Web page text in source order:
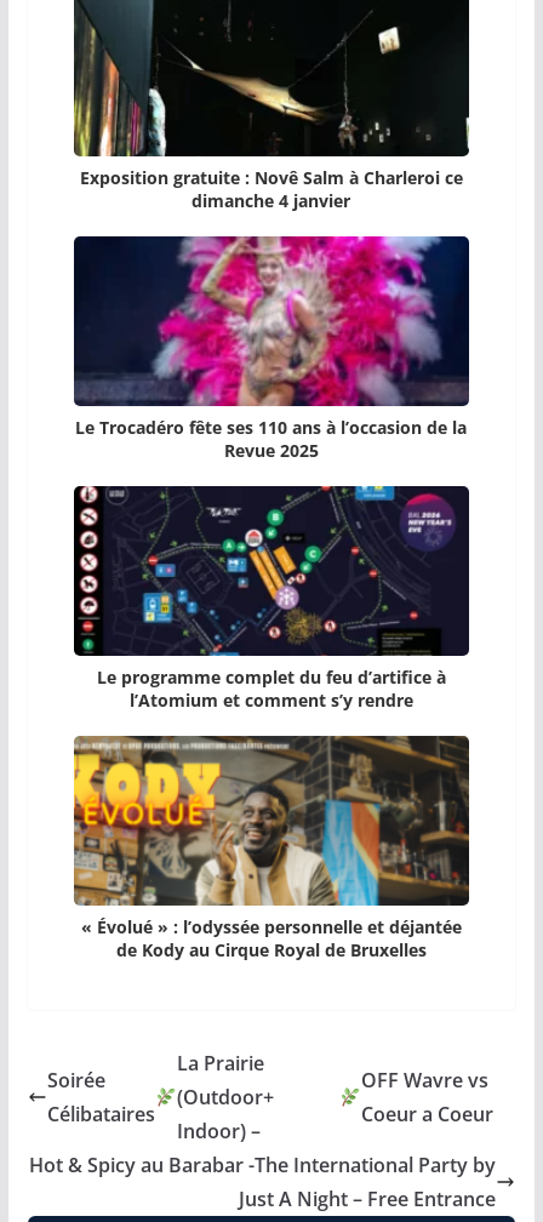
Exposition gratuite : Novê Salm à Charleroi ce
dimanche 4 janvier
Le Trocadéro fête ses 110 ans à l’occasion de la
Revue 2025
Le programme complet du feu d’artifice à
l’Atomium et comment s’y rendre
« Évolué » : l’odyssée personnelle et déjantée
de Kody au Cirque Royal de Bruxelles
Soirée
Célibataires
La Prairie
(Outdoor+
Indoor) –
OFF Wavre vs
Coeur a Coeur
Hot & Spicy au Barabar -The International Party by
Just A Night – Free Entrance